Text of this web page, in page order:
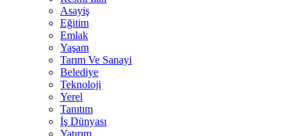
Asayiş
Eğitim
Emlak
Yaşam
Tarım Ve Sanayi
Belediye
Teknoloji
Yerel
Tanıtım
İş Dünyası